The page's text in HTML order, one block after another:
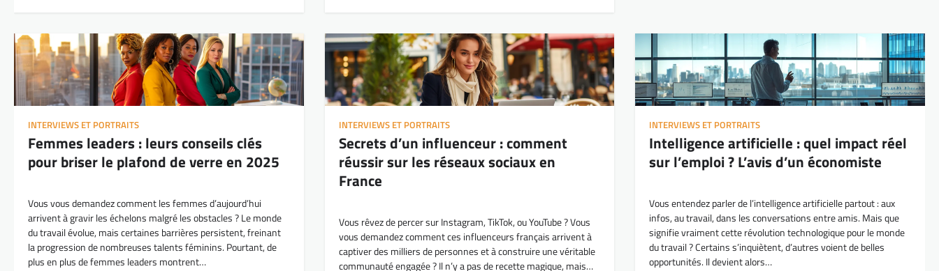
INTERVIEWS ET PORTRAITS
Femmes leaders : leurs conseils clés
pour briser le plafond de verre en 2025
Vous vous demandez comment les femmes d’aujourd’hui
arrivent à gravir les échelons malgré les obstacles ? Le monde
du travail évolue, mais certaines barrières persistent, freinant
la progression de nombreuses talents féminins. Pourtant, de
plus en plus de femmes leaders montrent…
INTERVIEWS ET PORTRAITS
Secrets d’un influenceur : comment
réussir sur les réseaux sociaux en
France
Vous rêvez de percer sur Instagram, TikTok, ou YouTube ? Vous
vous demandez comment ces influenceurs français arrivent à
captiver des milliers de personnes et à construire une véritable
communauté engagée ? Il n’y a pas de recette magique, mais…
INTERVIEWS ET PORTRAITS
Intelligence artificielle : quel impact réel
sur l’emploi ? L’avis d’un économiste
Vous entendez parler de l’intelligence artificielle partout : aux
infos, au travail, dans les conversations entre amis. Mais que
signifie vraiment cette révolution technologique pour le monde
du travail ? Certains s’inquiètent, d’autres voient de belles
opportunités. Il devient alors…